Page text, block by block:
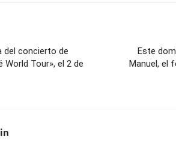
del concierto de
World Tour», el 2 de
Este
Manuel, el